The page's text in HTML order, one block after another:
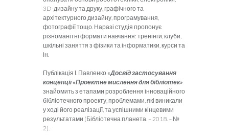
3D-дизайну та друку, графічного та
архітектурного дизайну, програмування,
фотографії тощо. Наразі студія пропонує
різноманітні формати навчання: тренінги, клуби,
шкільні заняття з фізики та інформатики, курси та
ін.
Публікація І. Павленко «Досвід застосування
концепції «Проектне мислення для бібліотек»
знайомить з етапами розроблення інноваційного
бібліотечного проекту, проблемами, які виникали
у ході його реалізації, та успішними кінцевими
результатами (Бібліотечна планета. – 2018. – №
2).